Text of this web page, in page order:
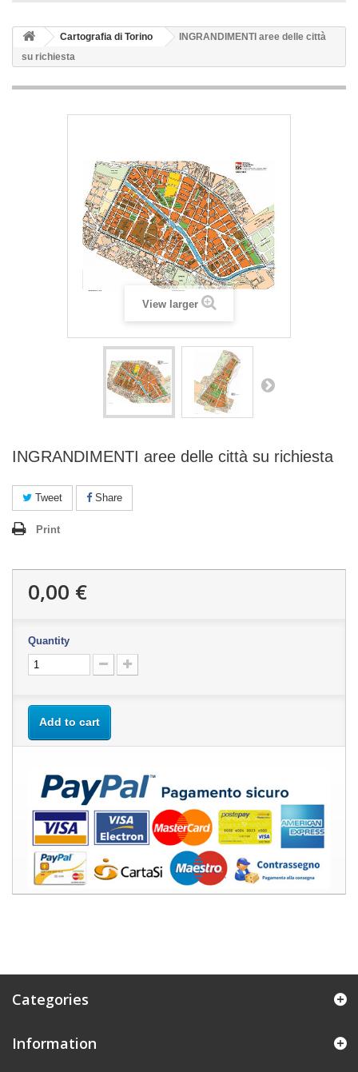
Cartografia di Torino
INGRANDIMENTI aree delle città
su richiesta
View larger
INGRANDIMENTI aree delle città su richiesta
Tweet Share
Print
0,00 €
Quantity
Add to cart
Categories
Information